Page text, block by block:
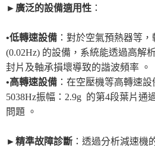
► 廣泛的設備適用性 ：
•低轉速設備 ：對於空氣預熱器等
(0.02Hz) 的設備，系統能透過高解
封片及軸承損壞導致的諧波頻率 。
•高轉速設備 ：在空壓機等高轉速
5038Hz振幅：2.9g 的第4段葉片通
問題 。
►精準故障診斷 ：透過分析減速機